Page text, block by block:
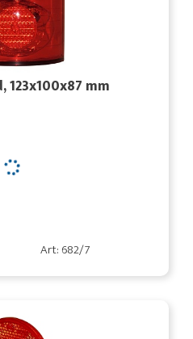
123x100x87 mm
Art: 682/7